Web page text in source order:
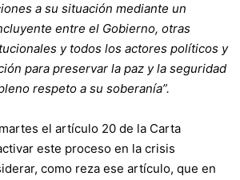
a su situación mediante un
entre el Gobierno, otras
y todos los actores políticos y
para preservar la paz y la seguridad
respeto a su soberanía”.
el artículo 20 de la Carta
este proceso en la crisis
como reza ese artículo, que en